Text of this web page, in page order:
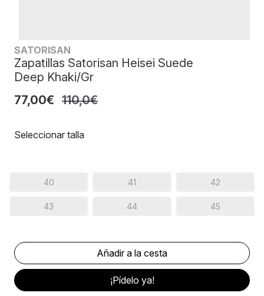
SATORISAN
Zapatillas Satorisan Heisei Suede
Deep Khaki/Gr
77,00€ 110,0€
Seleccionar talla
40 41 42
43 44 45
¡Pídelo ya!